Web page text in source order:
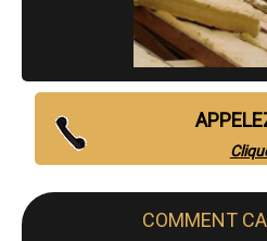
COMMENT